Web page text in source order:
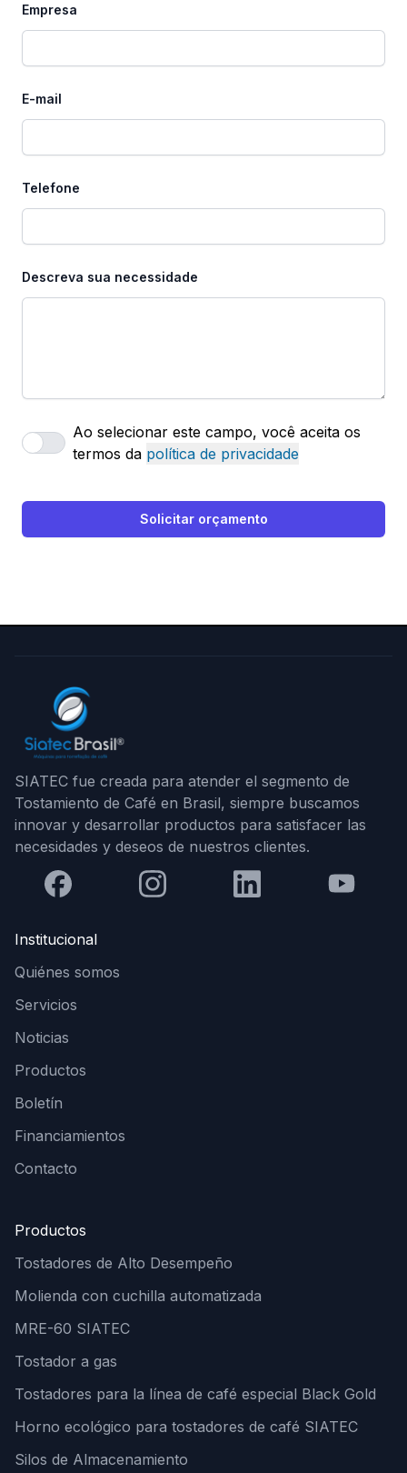
Empresa
E-mail
Telefone
Descreva sua necessidade
Ao selecionar este campo, você aceita os
termos da política de privacidade
Solicitar orçamento
SIATEC fue creada para atender el segmento de
Tostamiento de Café en Brasil, siempre buscamos
innovar y desarrollar productos para satisfacer las
necesidades y deseos de nuestros clientes.
Institucional
Quiénes somos
Servicios
Noticias
Productos
Boletín
Financiamientos
Contacto
Productos
Tostadores de Alto Desempeño
Molienda con cuchilla automatizada
MRE-60 SIATEC
Tostador a gas
Tostadores para la línea de café especial Black Gold
Horno ecológico para tostadores de café SIATEC
Silos de Almacenamiento